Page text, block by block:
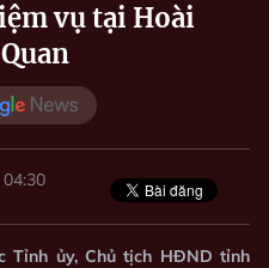
vụ tại Hoài
Tỉnh ủy, Chủ tịch HĐND tỉnh